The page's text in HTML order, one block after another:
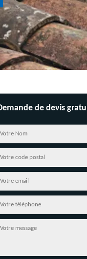
de devis